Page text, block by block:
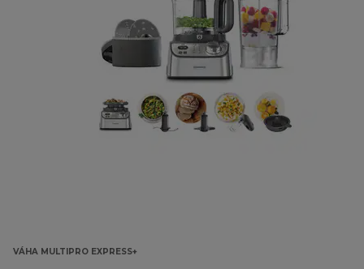
VÁHA MULTIPRO EXPRESS+